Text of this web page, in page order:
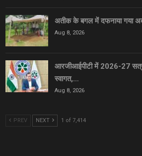
अतीक के बगल में दफनाया गया
Aug 8, 2026
आरजीआईपीटी में 2026-27
स्वागत,…
Aug 8, 2026
PREV NEXT 1 of 7,414